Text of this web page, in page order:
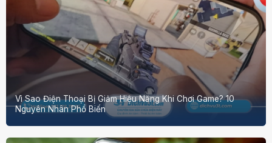
Vì Sao Điện Thoại Bị Giảm Hiệu Năng Khi Chơi Game? 10
Nguyên Nhân Phổ Biến